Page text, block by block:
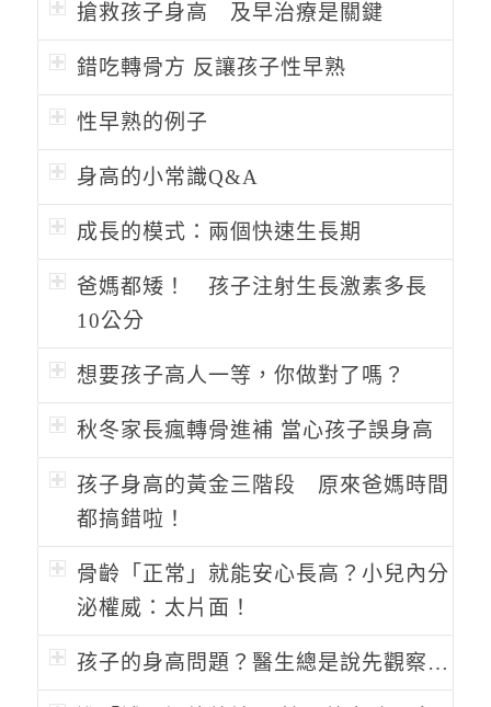
搶救孩子身高 及早治療是關鍵
錯吃轉骨方 反讓孩子性早熟
性早熟的例子
身高的小常識Q&A
成長的模式：兩個快速生長期
爸媽都矮！ 孩子注射生長激素多長
10公分
想要孩子高人一等，你做對了嗎？
秋冬家長瘋轉骨進補 當心孩子誤身高
孩子身高的黃金三階段 原來爸媽時間
都搞錯啦！
骨齡「正常」就能安心長高？小兒內分
泌權威：太片面！
孩子的身高問題？醫生總是說先觀察…